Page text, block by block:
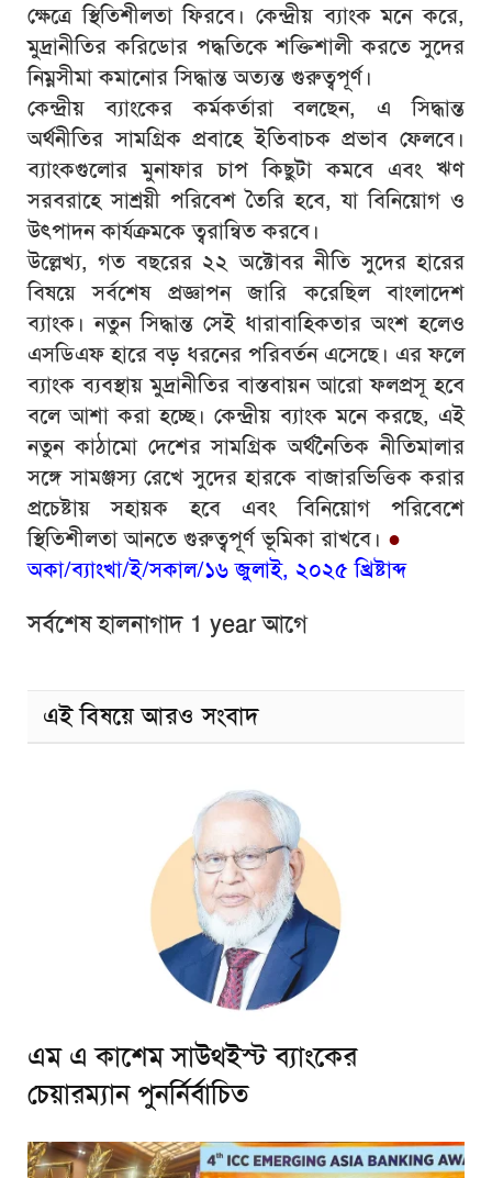
ক্ষেত্রে স্থিতিশীলতা ফিরবে। কেন্দ্রীয় ব্যাংক মনে করে,
মুদ্রানীতির করিডোর পদ্ধতিকে শক্তিশালী করতে সুদের
নিম্নসীমা কমানোর সিদ্ধান্ত অত্যন্ত গুরুত্বপূর্ণ।
কেন্দ্রীয় ব্যাংকের কর্মকর্তারা বলছেন, এ সিদ্ধান্ত
অর্থনীতির সামগ্রিক প্রবাহে ইতিবাচক প্রভাব ফেলবে।
ব্যাংকগুলোর মুনাফার চাপ কিছুটা কমবে এবং ঋণ
সরবরাহে সাশ্রয়ী পরিবেশ তৈরি হবে, যা বিনিয়োগ ও
উৎপাদন কার্যক্রমকে ত্বরান্বিত করবে।
উল্লেখ্য, গত বছরের ২২ অক্টোবর নীতি সুদের হারের
বিষয়ে সর্বশেষ প্রজ্ঞাপন জারি করেছিল বাংলাদেশ
ব্যাংক। নতুন সিদ্ধান্ত সেই ধারাবাহিকতার অংশ হলেও
এসডিএফ হারে বড় ধরনের পরিবর্তন এসেছে। এর ফলে
ব্যাংক ব্যবস্থায় মুদ্রানীতির বাস্তবায়ন আরো ফলপ্রসূ হবে
বলে আশা করা হচ্ছে। কেন্দ্রীয় ব্যাংক মনে করছে, এই
নতুন কাঠামো দেশের সামগ্রিক অর্থনৈতিক নীতিমালার
সঙ্গে সামঞ্জস্য রেখে সুদের হারকে বাজারভিত্তিক করার
প্রচেষ্টায় সহায়ক হবে এবং বিনিয়োগ পরিবেশে
স্থিতিশীলতা আনতে গুরুত্বপূর্ণ ভূমিকা রাখবে। ●
অকা/ব্যাংখা/ই/সকাল/১৬ জুলাই, ২০২৫ খ্রিষ্টাব্দ
সর্বশেষ হালনাগাদ 1 year আগে
এই বিষয়ে আরও সংবাদ
এম এ কাশেম সাউথইস্ট ব্যাংকের
চেয়ারম্যান পুনর্নির্বাচিত